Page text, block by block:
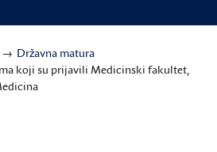
Državna matura
koji su prijavili Medicinski fakultet,